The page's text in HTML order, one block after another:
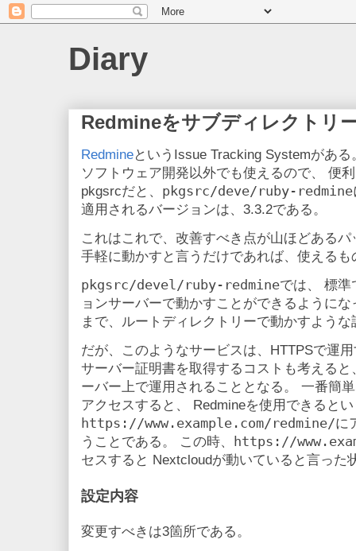
Diary
Redmineをサブディレクトリ
RedmineというIssue Tracking Systemがあ
ソフトウェア開発以外でも使えるので、 便
pkgsrcだと、 pkgsrc/deve/ruby-redmine
適用されるバージョンは、3.3.2である。
これはこれで、改善すべき点が山ほどある
手軽に動かすと言うだけであれば、使えるも
pkgsrc/devel/ruby-redmineでは、 標準
ョンサーバーで動かすことができるように
まで、ルートディレクトリーで動かすよう
だが、このようなサービスは、HTTPSで運
サーバー証明書を取得するコストも考える
ーバー上で運用されることとなる。 一番簡
アクセスすると、 Redmineを使用できると
https://www.example.com/redmine/に
うことである。 この時、
https://
セスすると Nextcloudが動いていると言った
設定内容
変更すべきは3箇所である。